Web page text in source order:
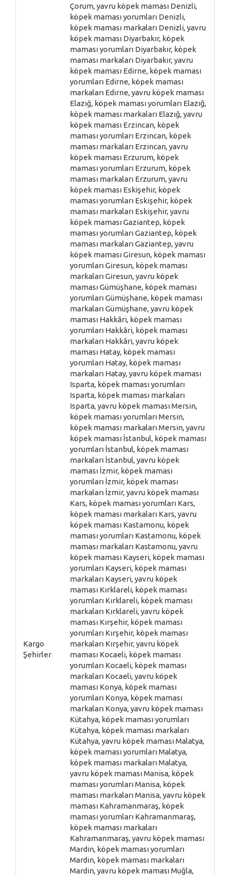
Kargo
Şehirler
Çorum, yavru köpek maması Denizli,
köpek maması yorumları Denizli,
köpek maması markaları Denizli, yavru
köpek maması Diyarbakır, köpek
maması yorumları Diyarbakır, köpek
maması markaları Diyarbakır, yavru
köpek maması Edirne, köpek maması
yorumları Edirne, köpek maması
markaları Edirne, yavru köpek maması
Elazığ, köpek maması yorumları Elazığ,
köpek maması markaları Elazığ, yavru
köpek maması Erzincan, köpek
maması yorumları Erzincan, köpek
maması markaları Erzincan, yavru
köpek maması Erzurum, köpek
maması yorumları Erzurum, köpek
maması markaları Erzurum, yavru
köpek maması Eskişehir, köpek
maması yorumları Eskişehir, köpek
maması markaları Eskişehir, yavru
köpek maması Gaziantep, köpek
maması yorumları Gaziantep, köpek
maması markaları Gaziantep, yavru
köpek maması Giresun, köpek maması
yorumları Giresun, köpek maması
markaları Giresun, yavru köpek
maması Gümüşhane, köpek maması
yorumları Gümüşhane, köpek maması
markaları Gümüşhane, yavru köpek
maması Hakkâri, köpek maması
yorumları Hakkâri, köpek maması
markaları Hakkâri, yavru köpek
maması Hatay, köpek maması
yorumları Hatay, köpek maması
markaları Hatay, yavru köpek maması
Isparta, köpek maması yorumları
Isparta, köpek maması markaları
Isparta, yavru köpek maması Mersin,
köpek maması yorumları Mersin,
köpek maması markaları Mersin, yavru
köpek maması İstanbul, köpek maması
yorumları İstanbul, köpek maması
markaları İstanbul, yavru köpek
maması İzmir, köpek maması
yorumları İzmir, köpek maması
markaları İzmir, yavru köpek maması
Kars, köpek maması yorumları Kars,
köpek maması markaları Kars, yavru
köpek maması Kastamonu, köpek
maması yorumları Kastamonu, köpek
maması markaları Kastamonu, yavru
köpek maması Kayseri, köpek maması
yorumları Kayseri, köpek maması
markaları Kayseri, yavru köpek
maması Kırklareli, köpek maması
yorumları Kırklareli, köpek maması
markaları Kırklareli, yavru köpek
maması Kırşehir, köpek maması
yorumları Kırşehir, köpek maması
markaları Kırşehir, yavru köpek
maması Kocaeli, köpek maması
yorumları Kocaeli, köpek maması
markaları Kocaeli, yavru köpek
maması Konya, köpek maması
yorumları Konya, köpek maması
markaları Konya, yavru köpek maması
Kütahya, köpek maması yorumları
Kütahya, köpek maması markaları
Kütahya, yavru köpek maması Malatya,
köpek maması yorumları Malatya,
köpek maması markaları Malatya,
yavru köpek maması Manisa, köpek
maması yorumları Manisa, köpek
maması markaları Manisa, yavru köpek
maması Kahramanmaraş, köpek
maması yorumları Kahramanmaraş,
köpek maması markaları
Kahramanmaraş, yavru köpek maması
Mardin, köpek maması yorumları
Mardin, köpek maması markaları
Mardin, yavru köpek maması Muğla,